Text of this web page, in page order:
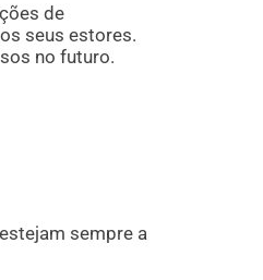
de
seus estores.
no futuro.
sempre a